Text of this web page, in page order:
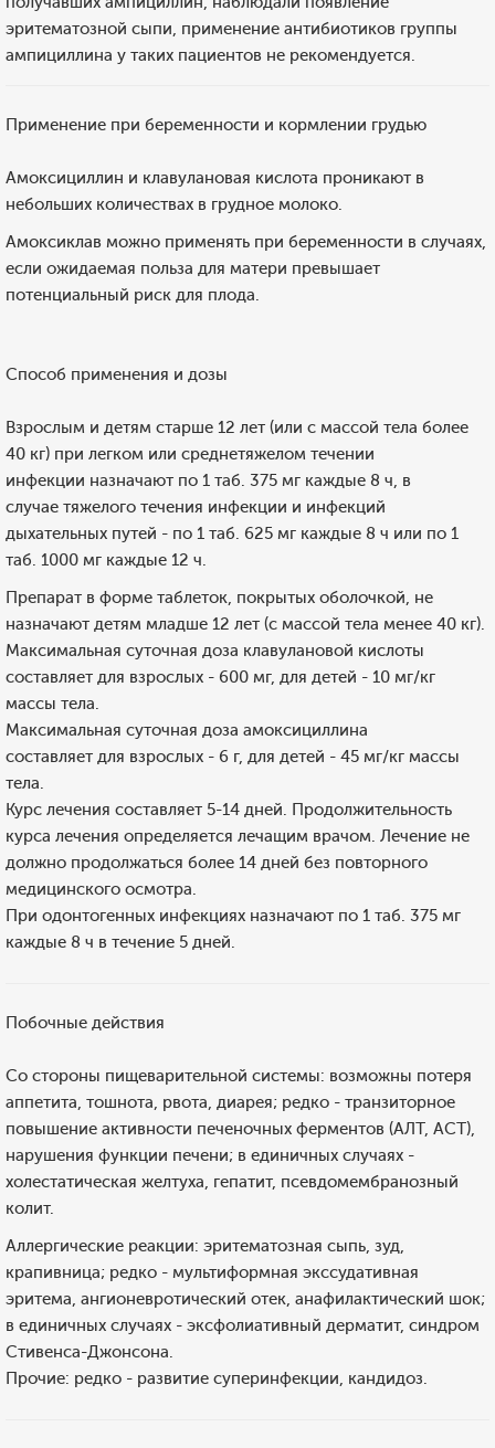
эритематозной сыпи, применение антибиотиков группы
ампициллина у таких пациентов не рекомендуется.
Применение при беременности и кормлении грудью
Амоксициллин и клавулановая кислота проникают в
небольших количествах в грудное молоко.
Амоксиклав можно применять при беременности в случаях,
если ожидаемая польза для матери превышает
потенциальный риск для плода.
Способ применения и дозы
Взрослым и детям старше 12 лет (или c массой тела более
40 кг) при легком или среднетяжелом течении
инфекции назначают по 1 таб. 375 мг каждые 8 ч, в
случае тяжелого течения инфекции и инфекций
дыхательных путей - по 1 таб. 625 мг каждые 8 ч или по 1
таб. 1000 мг каждые 12 ч.
Препарат в форме таблеток, покрытых оболочкой, не
назначают детям младше 12 лет (с массой тела менее 40 кг).
Максимальная суточная доза клавулановой кислоты
составляет для взрослых - 600 мг, для детей - 10 мг/кг
массы тела.
Максимальная суточная доза амоксициллина
составляет для взрослых - 6 г, для детей - 45 мг/кг массы
тела.
Курс лечения составляет 5-14 дней. Продолжительность
курса лечения определяется лечащим врачом. Лечение не
должно продолжаться более 14 дней без повторного
медицинского осмотра.
При одонтогенных инфекциях назначают по 1 таб. 375 мг
каждые 8 ч в течение 5 дней.
Побочные действия
Со стороны пищеварительной системы: возможны потеря
аппетита, тошнота, рвота, диарея; редко - транзиторное
повышение активности печеночных ферментов (АЛТ, АСТ),
нарушения функции печени; в единичных случаях -
холестатическая желтуха, гепатит, псевдомембранозный
колит.
Аллергические реакции: эритематозная сыпь, зуд,
крапивница; редко - мультиформная экссудативная
эритема, ангионевротический отек, анафилактический шок;
в единичных случаях - эксфолиативный дерматит, синдром
Стивенса-Джонсона.
Прочие: редко - развитие суперинфекции, кандидоз.